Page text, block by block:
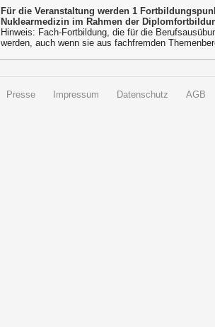
Für die Veranstaltung werden 1
Nuklearmedizin im Rahmen der
Hinweis: Fach-Fortbildung, die für die
werden, auch wenn sie aus fachfremden
Presse Impressum Datenschutz AGB